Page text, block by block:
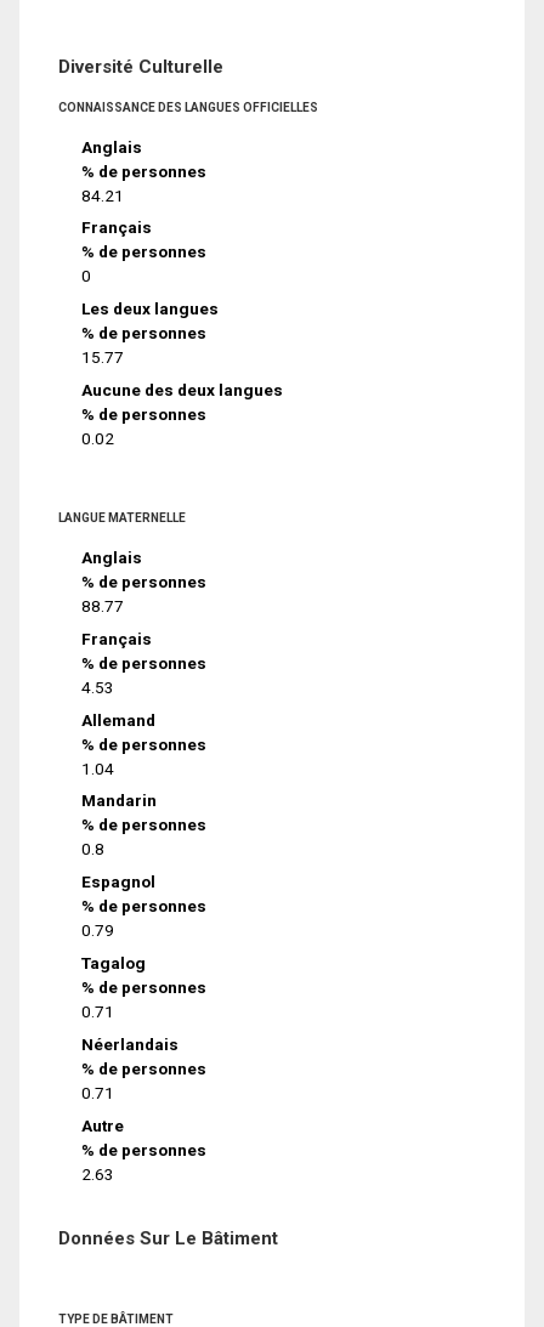
Diversité Culturelle
CONNAISSANCE DES LANGUES OFFICIELLES
Anglais
% de personnes
84.21
Français
% de personnes
0
Les deux langues
% de personnes
15.77
Aucune des deux langues
% de personnes
0.02
LANGUE MATERNELLE
Anglais
% de personnes
88.77
Français
% de personnes
4.53
Allemand
% de personnes
1.04
Mandarin
% de personnes
0.8
Espagnol
% de personnes
0.79
Tagalog
% de personnes
0.71
Néerlandais
% de personnes
0.71
Autre
% de personnes
2.63
Données Sur Le Bâtiment
TYPE DE BÂTIMENT